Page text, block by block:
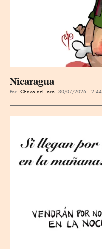
Nicaragua
Por Chavo del Toro 30/07/2026 - 2:44